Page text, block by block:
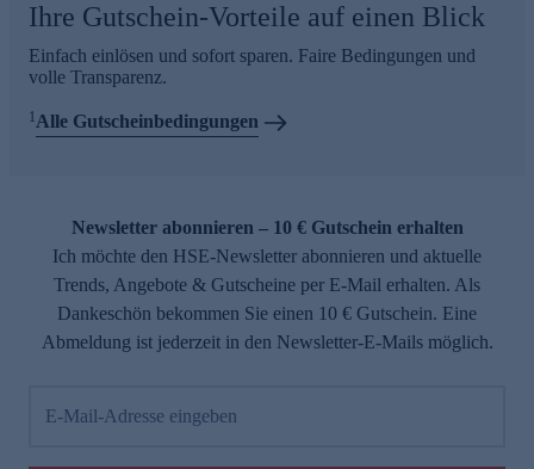
Ihre Gutschein-Vorteile auf einen Blick
Einfach einlösen und sofort sparen. Faire Bedingungen und
volle Transparenz.
1Alle Gutscheinbedingungen
Newsletter abonnieren – 10 € Gutschein erhalten
Ich möchte den HSE-Newsletter abonnieren und aktuelle
Trends, Angebote & Gutscheine per E-Mail erhalten. Als
Dankeschön bekommen Sie einen 10 € Gutschein. Eine
Abmeldung ist jederzeit in den Newsletter-E-Mails möglich.
E-Mail-Adresse eingeben